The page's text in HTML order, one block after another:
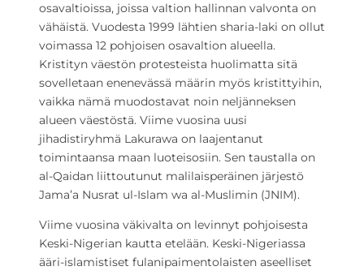
osavaltioissa, joissa valtion hallinnan valvonta on
vähäistä. Vuodesta 1999 lähtien sharia-laki on ollut
voimassa 12 pohjoisen osavaltion alueella.
Kristityn väestön protesteista huolimatta sitä
sovelletaan enenevässä määrin myös kristittyihin,
vaikka nämä muodostavat noin neljänneksen
alueen väestöstä. Viime vuosina uusi
jihadistiryhmä Lakurawa on laajentanut
toimintaansa maan luoteisosiin. Sen taustalla on
al-Qaidan liittoutunut malilaisperäinen järjestö
Jama’a Nusrat ul-Islam wa al-Muslimin (JNIM).
Viime vuosina väkivalta on levinnyt pohjoisesta
Keski-Nigerian kautta etelään. Keski-Nigeriassa
ääri-islamistiset fulanipaimentolaisten aseelliset